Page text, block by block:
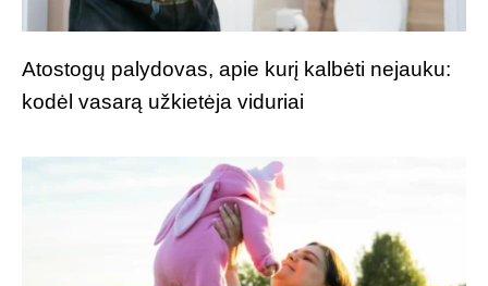
Atostogų palydovas, apie kurį kalbėti nejauku:
kodėl vasarą užkietėja viduriai